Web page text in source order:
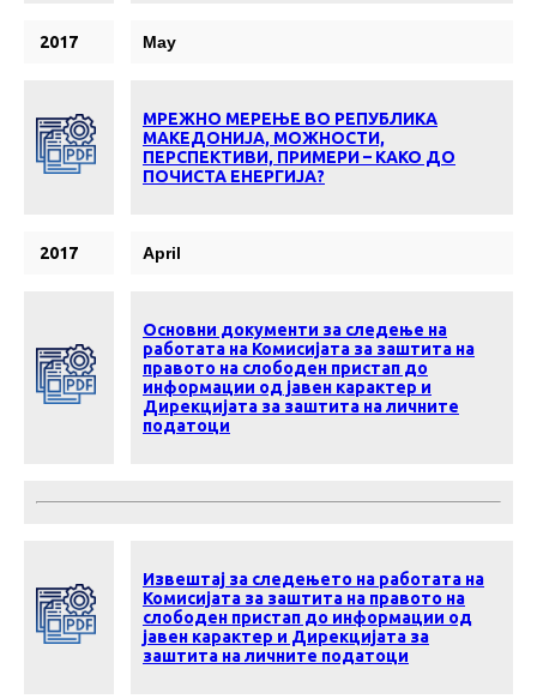
2017 May
МРЕЖНО МЕРЕЊЕ ВО РЕПУБЛИКА
МАКЕДОНИЈА, МОЖНОСТИ,
ПЕРСПЕКТИВИ, ПРИМЕРИ – КАКО ДО
ПОЧИСТА ЕНЕРГИЈА?
2017 April
Основни документи за следење на
работата на Комисијата за заштита на
правото на слободен пристап до
информации од јавен карактер и
Дирекцијата за заштита на личните
податоци
Извештај за следењето на работата на
Комисијата за заштита на правото на
слободен пристап до информации од
јавен карактер и Дирекцијата за
заштита на личните податоци